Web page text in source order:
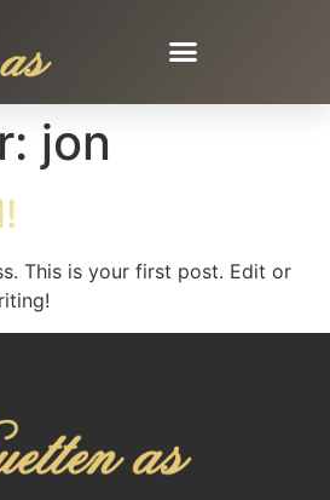
jon
This is your first post. Edit or